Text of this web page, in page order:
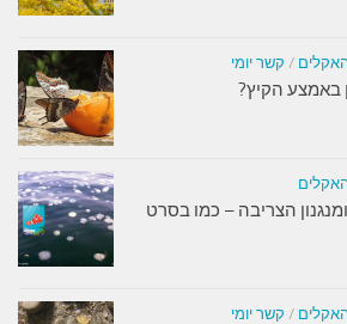
האקלים / קשר יומי
באמצע הקיץ?
האקלים
הצריבה – כמו בסרט
האקלים / קשר יומי